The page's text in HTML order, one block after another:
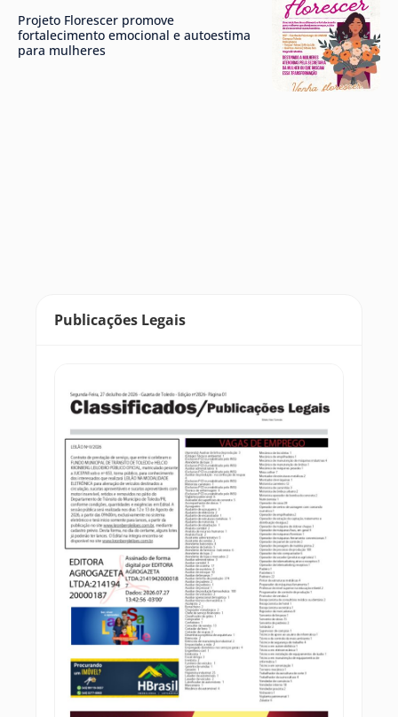
Projeto Florescer promove
fortalecimento emocional e autoestima
para mulheres
Publicações Legais